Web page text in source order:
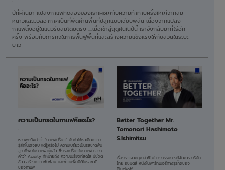
ปีที่ผ่านมา แปลงกาแฟทดลองของเราเผชิญกับความท้าทายครั้งใหญ่จากลม
หนาวและมวลอากาศเย็นที่พัดผ่านพื้นที่ปลูกแบบเฉียบพลัน เนื่องจากแปลง
กาแฟตั้งอยู่ในแนวรับลมโดยตรง ....เมื่อเข้าสู่ฤดูฝนในปีนี้ เราจึงกลับมาที่ไร่อีก
ครั้ง พร้อมกับภารกิจในการฟื้นฟูพื้นที่และสร้างความแข็งแรงให้กับสวนในระยะ
ยาว
ความเป็นกรดในกาแฟคืออะไร?
หากพูดถึงคำว่า “กาแฟเปรี้ยว” มักทำให้เราเกิดความ
รู้สึกในเชิงลบ แต่รู้หรือไม่ ความเปรี้ยวเป็นรสชาติพื้น
ฐานที่พบในกาแฟอยู่แล้ว ซึ่งรสเปรี้ยวในกาแฟมาจาก
คำว่า Acidity ที่หมายถึง ความเปรี้ยวที่สดใส มีชีวิต
ชีวา สร้างความซับซ้อน และช่วยเพิ่มมิติในรสชาติ
ของกาแฟ
Better Together Mr.
Tomonori Hashimoto
S.Ishimitsu
เรื่องราวจากคุณฮาชิโมโตะ กรรมการผู้จัดการ บริษัท
ไทย อิชิมิตสึ หนึ่งในพาร์ทเนอร์ทางธุรกิจของ